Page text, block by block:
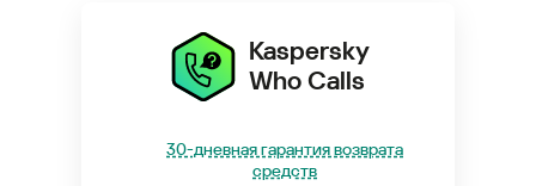
Kaspersky
Who Calls
30-дневная гарантия возврата
средств